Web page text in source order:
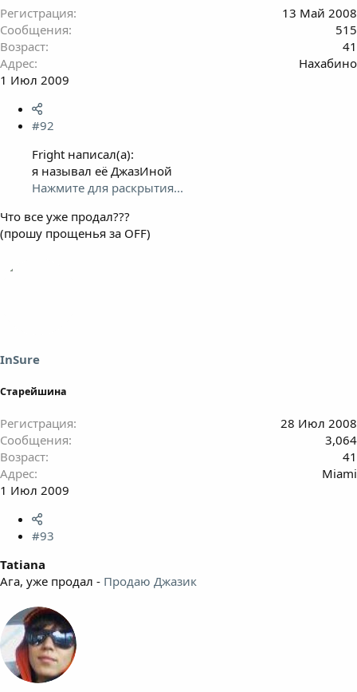
Регистрация
13 Май 2008
Сообщения
515
Возраст
41
Адрес
Нахабино
1 Июл 2009
#92
Fright написал(а):
я называл её ДжазИной
Нажмите для раскрытия...
Что все уже продал???
(прошу прощенья за OFF)
InSure
Старейшина
Регистрация
28 Июл 2008
Сообщения
3,064
Возраст
41
Адрес
Miami
1 Июл 2009
#93
Tatiana
Ага, уже продал - Продаю Джазик